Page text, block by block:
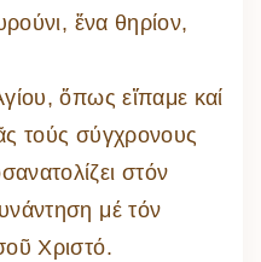
ἕνα θηρίον,
ὅπως εἴπαμε καί
τούς σύγχρονους
στόν
μέ τόν
Χριστό.